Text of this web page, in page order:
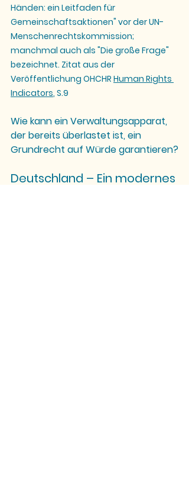
Händen: ein Leitfaden für
Gemeinschaftsaktionen" vor der UN-
Menschenrechtskommission;
manchmal auch als "Die große Frage"
bezeichnet. Zitat aus der
Veröffentlichung OHCHR Human Rights
Indicators, S.9
Wie kann ein Verwaltungsapparat,
der bereits überlastet ist, ein
Grundrecht auf Würde garantieren?
Deutschland – Ein modernes